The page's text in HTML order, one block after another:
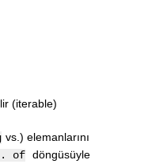
(iterable)
vs.) elemanlarını
of döngüsüyle